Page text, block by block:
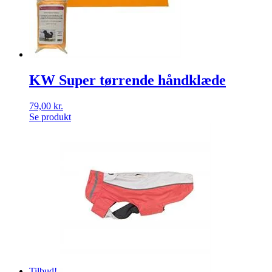
KW Super tørrende håndklæde
79,00 kr.
Se produkt